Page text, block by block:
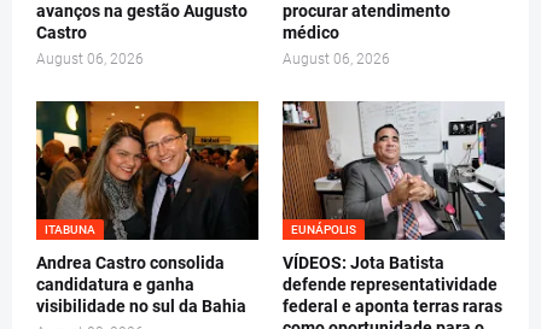
avanços na gestão Augusto
Castro
August 06, 2026
procurar atendimento
médico
August 06, 2026
ITABUNA
Andrea Castro consolida
candidatura e ganha
visibilidade no sul da Bahia
EUNÁPOLIS
VÍDEOS: Jota Batista
defende representatividade
federal e aponta terras raras